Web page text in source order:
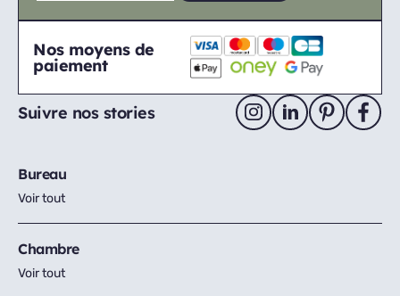
Nos moyens de
paiement
Suivre nos stories
Bureau
Voir tout
Chambre
Voir tout